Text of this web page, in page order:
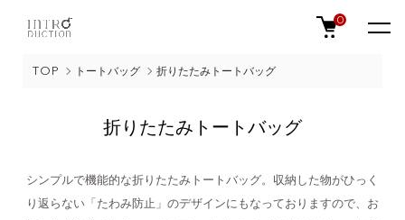
0
TOP トートバッグ 折りたたみトートバッグ
折りたたみトートバッグ
シンプルで機能的な折りたたみトートバッグ。収納した物がひっく
り返らない「たわみ防止」のデザインにもなっておりますので、お